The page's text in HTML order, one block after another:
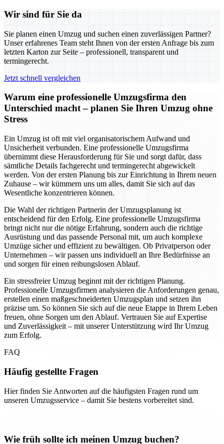
Wir sind für Sie da
Sie planen einen Umzug und suchen einen zuverlässigen Partner?
Unser erfahrenes Team steht Ihnen von der ersten Anfrage bis zum
letzten Karton zur Seite – professionell, transparent und
termingerecht.
Jetzt schnell vergleichen
Warum eine professionelle Umzugsfirma den
Unterschied macht – planen Sie Ihren Umzug ohne
Stress
Ein Umzug ist oft mit viel organisatorischem Aufwand und
Unsicherheit verbunden. Eine professionelle Umzugsfirma
übernimmt diese Herausforderung für Sie und sorgt dafür, dass
sämtliche Details fachgerecht und termingerecht abgewickelt
werden. Von der ersten Planung bis zur Einrichtung in Ihrem neuen
Zuhause – wir kümmern uns um alles, damit Sie sich auf das
Wesentliche konzentrieren können.
Die Wahl der richtigen Partnerin der Umzugsplanung ist
entscheidend für den Erfolg. Eine professionelle Umzugsfirma
bringt nicht nur die nötige Erfahrung, sondern auch die richtige
Ausrüstung und das passende Personal mit, um auch komplexe
Umzüge sicher und effizient zu bewältigen. Ob Privatperson oder
Unternehmen – wir passen uns individuell an Ihre Bedürfnisse an
und sorgen für einen reibungslosen Ablauf.
Ein stressfreier Umzug beginnt mit der richtigen Planung.
Professionelle Umzugsfirmen analysieren die Anforderungen genau,
erstellen einen maßgeschneiderten Umzugsplan und setzen ihn
präzise um. So können Sie sich auf die neue Etappe in Ihrem Leben
freuen, ohne Sorgen um den Ablauf. Vertrauen Sie auf Expertise
und Zuverlässigkeit – mit unserer Unterstützung wird Ihr Umzug
zum Erfolg.
FAQ
Häufig gestellte Fragen
Hier finden Sie Antworten auf die häufigsten Fragen rund um
unseren Umzugsservice – damit Sie bestens vorbereitet sind.
Wie früh sollte ich meinen Umzug buchen?